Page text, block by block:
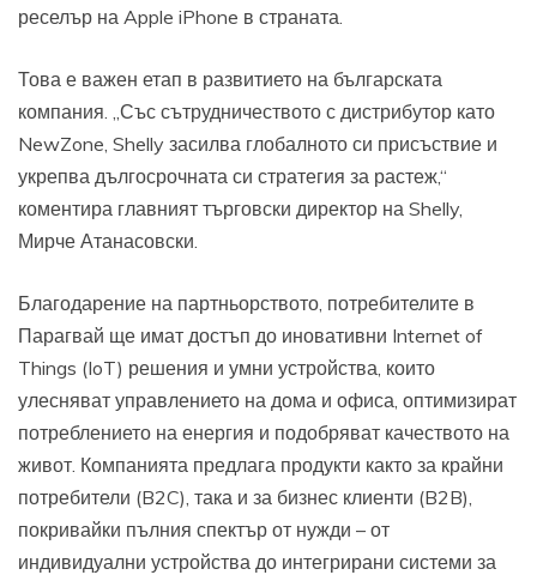
реселър на Apple iPhone в страната.
Това е важен етап в развитието на българската
компания. „Със сътрудничеството с дистрибутор като
NewZone, Shelly засилва глобалното си присъствие и
укрепва дългосрочната си стратегия за растеж,“
коментира главният търговски директор на Shelly,
Мирче Атанасовски.
Благодарение на партньорството, потребителите в
Парагвай ще имат достъп до иновативни Internet of
Things (IoT) решения и умни устройства, които
улесняват управлението на дома и офиса, оптимизират
потреблението на енергия и подобряват качеството на
живот. Компанията предлага продукти както за крайни
потребители (B2C), така и за бизнес клиенти (B2B),
покривайки пълния спектър от нужди – от
индивидуални устройства до интегрирани системи за